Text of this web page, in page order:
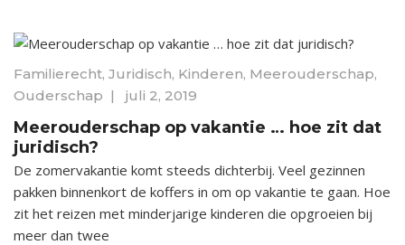
Familierecht, Juridisch, Kinderen, Meerouderschap,
Ouderschap | juli 2, 2019
Meerouderschap op vakantie … hoe zit dat
juridisch?
De zomervakantie komt steeds dichterbij. Veel gezinnen
pakken binnenkort de koffers in om op vakantie te gaan. Hoe
zit het reizen met minderjarige kinderen die opgroeien bij
meer dan twee